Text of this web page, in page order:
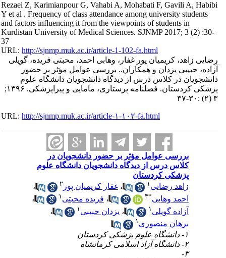
Rezaei Z, Karimianpour G, Vahabi A, Mohabati F, Gavili A, Habibi
Y et al . Frequency of class attendance among university students
and factors influencing it from the viewpoints of students in
Kurdistan University of Medical Sciences. SJNMP 2017; 3 (2) :30-
37
URL:http://sjnmp.muk.ac.ir/article-1-102-fa.html
رضایی زاهد، کریمیان پور غفار، وهابی احمد، محبتی فریده، گویلی
آزاده، حبیبی یزدان و همکاران.. بررسی عوامل مؤثر بر حضور
دانشجویان در کلاس درس از دیدگاه دانشجویان دانشگاه علوم
پزشکی کردستان. فصلنامه پرستاری، مامایی و پیراپزشکی. ۱۳۹۶;
URL:http://sjnmp.muk.ac.ir/article-۱-۱۰۲-fa.html
بررسی عوامل مؤثر بر حضور دانشجویان در
کلاس درس از دیدگاه دانشجویان دانشگاه علوم
پزشکی کردستان
زاهد رضایی
،غفار کریمیان پور
،
احمد وهابی
۳ ،فریده محبتی
،
آزاده گویلی
،یزدان حبیبی
،
برهان منصوری